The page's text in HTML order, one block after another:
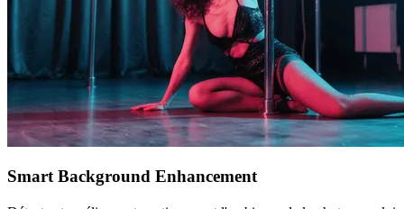
Smart Background Enhancement